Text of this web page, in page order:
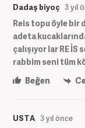
Dadaş biyoç 3 yıl
Reis topu öyle bir
adeta
çalışıyor lar RE
rabbim seni tüm
Beğen
USTA 3 yıl önce